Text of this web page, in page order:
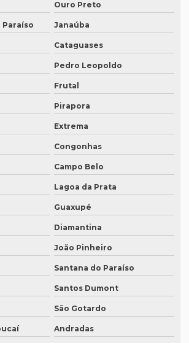
rj
em são paulo
simultanea
simultanea sp
simultânea para teams
simultânea para teams em campinas
simultânea para teams em recife
simultânea para zoom
simultânea para zoom em curitiba
de sites em inglês
sp
técnica
técnica em inglês
Ouro Preto
Paraíso Janaúba
Cataguases
Pedro Leopoldo
Frutal
Pirapora
Extrema
Congonhas
Campo Belo
Lagoa da Prata
Guaxupé
Diamantina
João Pinheiro
Santana do Paraíso
Santos Dumont
São Gotardo
Andradas